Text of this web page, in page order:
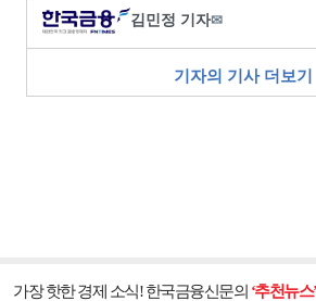
김민정 기자✉
기자의 기사 더보기
가장 핫한 경제 소식! 한국금융신문의 ‘추천뉴스’